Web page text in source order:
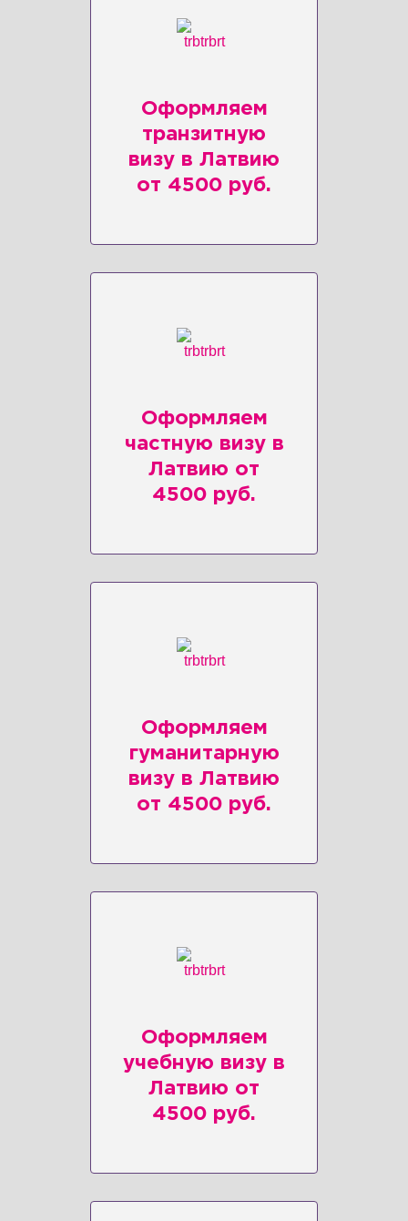
Оформляем
транзитную
визу в Латвию
от 4500 руб.
Оформляем
частную визу в
Латвию от
4500 руб.
Оформляем
гуманитарную
визу в Латвию
от 4500 руб.
Оформляем
учебную визу в
Латвию от
4500 руб.